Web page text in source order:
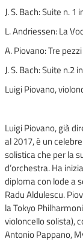
J. S. Bach: Suite n.
L. Andriessen: La
A. Piovano: Tre pezzi
J. S. Bach: Suite n.2
Luigi Piovano,
Luigi Piovano, già
al 2017, è un
solistica che per la
d’orchestra. Ha
diploma con lode a
Radu Aldulescu.
la Tokyo
violoncello solista),
Antonio Pappano,